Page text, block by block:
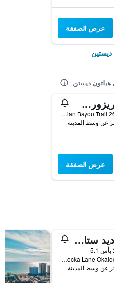
عرض الصفقة
بالمز ريزورت نمبر 2605 جي اس ب ار
4207 Indian Bayou Trail 2605, ديستين, FL, الولايات المتحدة الأميريكية
عرض الصفقة
إكستنديد ستاي أميريكا سيليكت سويتس - ديستين - يوس 98 - إميرالد كوست بكوي
بأس 5.1
4615 Opa Locka Lane Okaloosa, ديستين, FL, الولايات المتحدة الأميريكية